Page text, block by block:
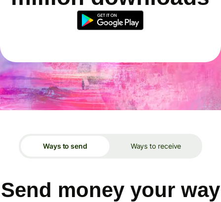
Ways to send Ways to receive
Send money your way